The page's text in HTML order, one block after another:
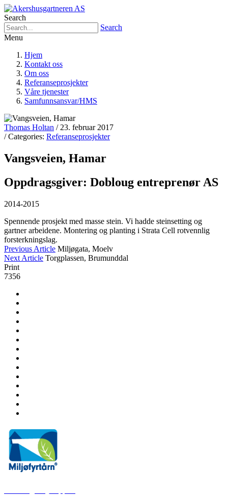
Search
Search
Menu
Hjem
Kontakt oss
Om oss
Referanseprosjekter
Våre tjenester
Samfunnsansvar/HMS
Thomas Holtan / 23. februar 2017
/ Categories: Referanseprosjekter
Vangsveien, Hamar
Oppdragsgiver: Dobloug entreprenør AS
2014-2015
Spennende prosjekt med masse stein. Vi hadde steinsetting og
gartner arbeidene. Montering og planting i Strata Cell rotvennlig
forsterkningslag.
Previous Article Miljøgata, Moelv
Next Article Torgplassen, Brumunddal
Print
7356